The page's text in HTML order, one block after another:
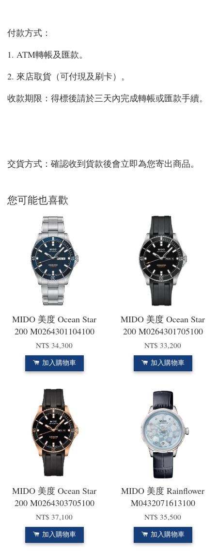
付款方式：
1. ATM轉帳及匯款。
2. 來店取貨（可付現及刷卡）。
收款期限：得標後請於三天內完成轉帳或匯款手續。
交貨方式：確認收到貨款後會立即為您寄出商品。
您可能也喜歡
MIDO 美度 Ocean Star
200 M0264301104100
NT$ 34,300
加入購物車
MIDO 美度 Ocean Star
200 M0264301705100
NT$ 33,200
加入購物車
MIDO 美度 Ocean Star
200 M0264303705100
NT$ 37,100
加入購物車
MIDO 美度 Rainflower
M0432071613100
NT$ 35,500
加入購物車